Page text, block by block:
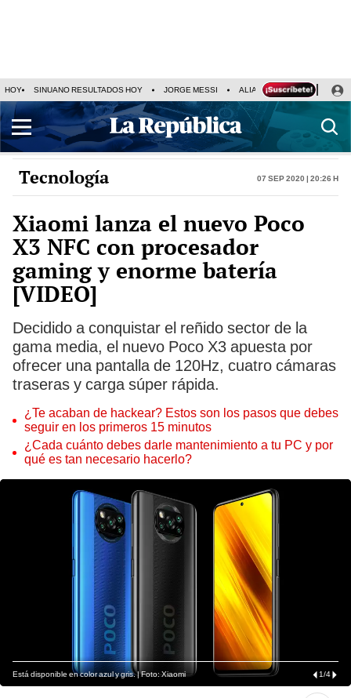
HOY SINUANO RESULTADOS HOY JORGE MESSI ALIANZA LIMA VS SPORT
Tecnología 07 Sep 2020 | 20:26 h
Xiaomi lanza el nuevo Poco
X3 NFC con procesador
gaming y enorme batería
[VIDEO]
Decidido a conquistar el reñido sector de la
gama media, el nuevo Poco X3 apuesta por
ofrecer una pantalla de 120Hz, cuatro cámaras
traseras y carga súper rápida.
¿Te acaban de hackear? Estos son los pasos que debes
seguir en los primeros 15 minutos
¿Cada cuánto debes darle mantenimiento a tu PC y por
qué es tan necesario hacerlo?
Está disponible en color azul y gris. | Foto: Xiaomi 1/4